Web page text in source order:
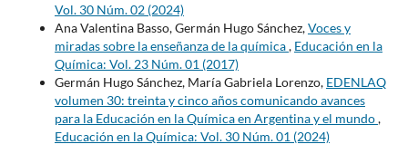
Vol. 30 Núm. 02 (2024)
Ana Valentina Basso, Germán Hugo Sánchez,Voces y
miradas sobre la enseñanza de la química, Educación en la
Química: Vol. 23 Núm. 01 (2017)
Germán Hugo Sánchez, María Gabriela Lorenzo, EDENLAQ
volumen 30: treinta y cinco años comunicando avances
para la Educación en la Química en Argentina y el mundo,
Educación en la Química: Vol. 30 Núm. 01 (2024)